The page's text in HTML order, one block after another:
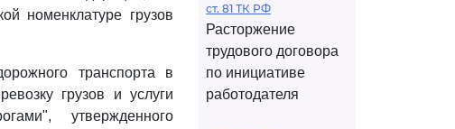
номенклатуре грузов
транспорта в
грузов и услуги
утвержденного
ст. 81 ТК РФ
Расторжение
трудового договора
по инициативе
работодателя